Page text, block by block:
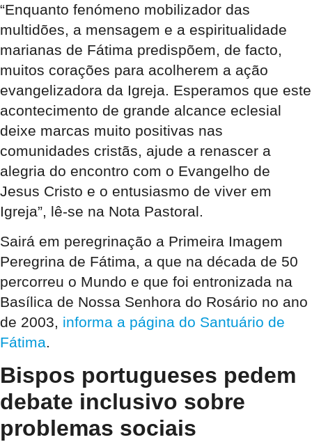
“Enquanto fenómeno mobilizador das
multidões, a mensagem e a espiritualidade
marianas de Fátima predispõem, de facto,
muitos corações para acolherem a ação
evangelizadora da Igreja. Esperamos que este
acontecimento de grande alcance eclesial
deixe marcas muito positivas nas
comunidades cristãs, ajude a renascer a
alegria do encontro com o Evangelho de
Jesus Cristo e o entusiasmo de viver em
Igreja”, lê-se na Nota Pastoral.
Sairá em peregrinação a Primeira Imagem
Peregrina de Fátima, a que na década de 50
percorreu o Mundo e que foi entronizada na
Basílica de Nossa Senhora do Rosário no ano
de 2003, informa a página do Santuário de
Fátima.
Bispos portugueses pedem
debate inclusivo sobre
problemas sociais